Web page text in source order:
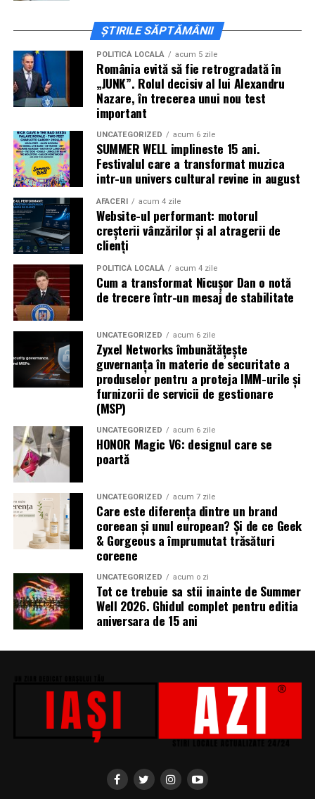
Mall pe 16 februarie de la ora 18:00.
ActoriiVlad Gherman, Oana Gherman și Ioana
Ginghină
vin la întâlnirea cu publicul dinCinema City
Vivo! Pitești pe 17 februarie, de la 18:30și vor
participa la o discuție după proiecție, alături de
Paul Decu.
Caravana„În pielea mea”ajunge laCinema City
Shopping City Ploiești, pe 18 februarie,de la 18:30, la
proiecția specială introdusă de regizorulPaul Decu,
alături de actoriiIoana State, Vlad și Oana Gherman,
Azaleea Necula și Gabriel Vatavu.
O comedie actuală și spumoasă, filmul
mea”este distribuit de T.R.I.B.E. Films.
TRAILER:https://bit.ly/InPieleaMea
Site oficial:inpieleamea.ro
Mai multe detalii, imagini de la filmări, fragmente din
film, declarații din partea actorilor și informații despre
concursuri sunt disponibile pe paginile social media ale
Facebook,Instagram,TikTok .
Adrian Pădurețu semnează imaginea filmului. De sunet
s-a ocupat Bogdan Ivanovici, de scenografie Anca
Miron, iar de costume Francisca Vass.
„În Pielea Mea”este un film produs de: CB MOTION
PICTURES.
Producător asociat: MAGNETIC MEDIA PRODUCTIONS
Producător: Claudiu Boboc
Producător executiv: Adela Mara
Manager producție: Iulia Cezara Roșu
Realizat cu sprijinul:
Co-finanțatori:C&C HOUSE RESIDENCE, S&I BEST
CORPORATION WEB DESIGN, CLIMA FREON
: CLINICA RMN TINERETULUI; CLINICA
IMAMED; OMV PETROM; MIKO BEAUTY PALACE;
ȘTIRILE SĂPTĂMÂNII
POLITICĂ LOCALĂ acum 5 zile
România evită să fie retrogradată în
„JUNK”. Rolul decisiv al lui Alexandru
Nazare, în trecerea unui nou test
important
UNCATEGORIZED acum 6 zile
SUMMER WELL implineste 15 ani.
Festivalul care a transformat muzica
intr-un univers cultural revine in august
AFACERI acum 4 zile
Website-ul performant: motorul
creșterii vânzărilor și al atragerii de
clienți
POLITICĂ LOCALĂ acum 4 zile
Cum a transformat Nicușor Dan o notă
de trecere într-un mesaj de stabilitate
UNCATEGORIZED acum 6 zile
Zyxel Networks îmbunătățește
guvernanța în materie de securitate a
produselor pentru a proteja IMM-urile și
furnizorii de servicii de gestionare
(MSP)
UNCATEGORIZED acum 6 zile
HONOR Magic V6: designul care se
poartă
UNCATEGORIZED acum 7 zile
Care este diferența dintre un brand
coreean și unul european? Și de ce Geek
& Gorgeous a împrumutat trăsături
coreene
UNCATEGORIZED acum o zi
Tot ce trebuie sa stii inainte de Summer
Well 2026. Ghidul complet pentru editia
aniversara de 15 ani